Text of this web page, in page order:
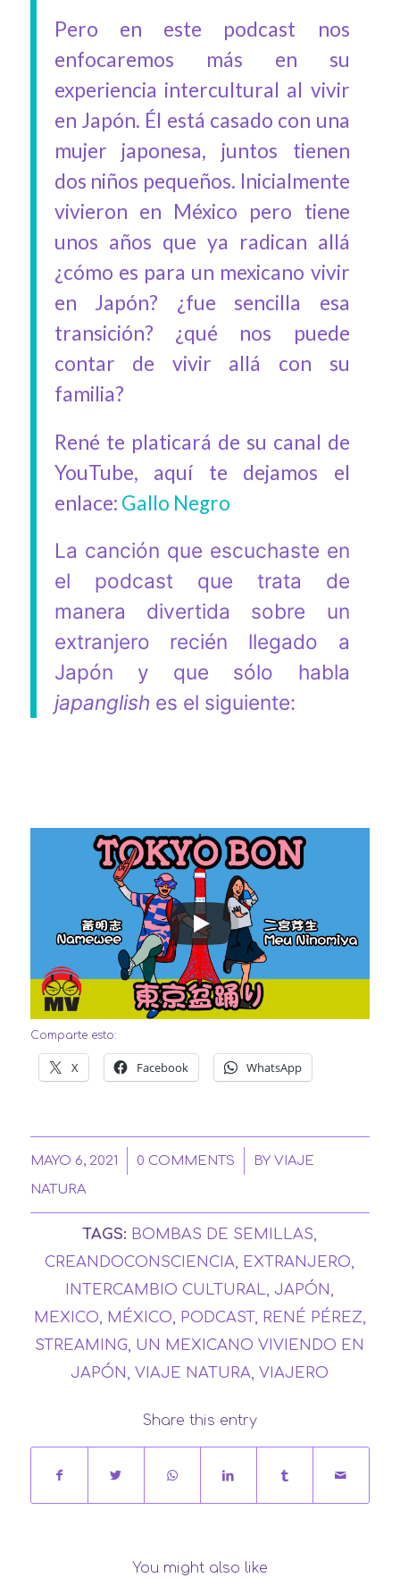
Pero en este podcast nos
enfocaremos más en su
experiencia intercultural al vivir
en Japón. Él está casado con una
mujer japonesa, juntos tienen
dos niños pequeños. Inicialmente
vivieron en México pero tiene
unos años que ya radican allá
¿cómo es para un mexicano vivir
en Japón? ¿fue sencilla esa
transición? ¿qué nos puede
contar de vivir allá con su
familia?
René te platicará de su canal de
YouTube, aquí te dejamos el
enlace: Gallo Negro
La canción que escuchaste en
el podcast que trata de
manera divertida sobre un
extranjero recién llegado a
Japón y que sólo habla
japanglish es el siguiente:
Comparte esto:
X Facebook WhatsApp
MAYO 6, 2021 0 COMMENTS BY VIAJE
NATURA
TAGS: BOMBAS DE SEMILLAS,
CREANDOCONSCIENCIA, EXTRANJERO,
INTERCAMBIO CULTURAL,JAPÓN ,
MEXICO, MÉXICO, PODCAST, RENÉ PÉREZ,
STREAMING, UN MEXICANO VIVIENDO EN
JAPÓN ,VIAJE NATURA,VIAJERO
Share this entry
You might also like